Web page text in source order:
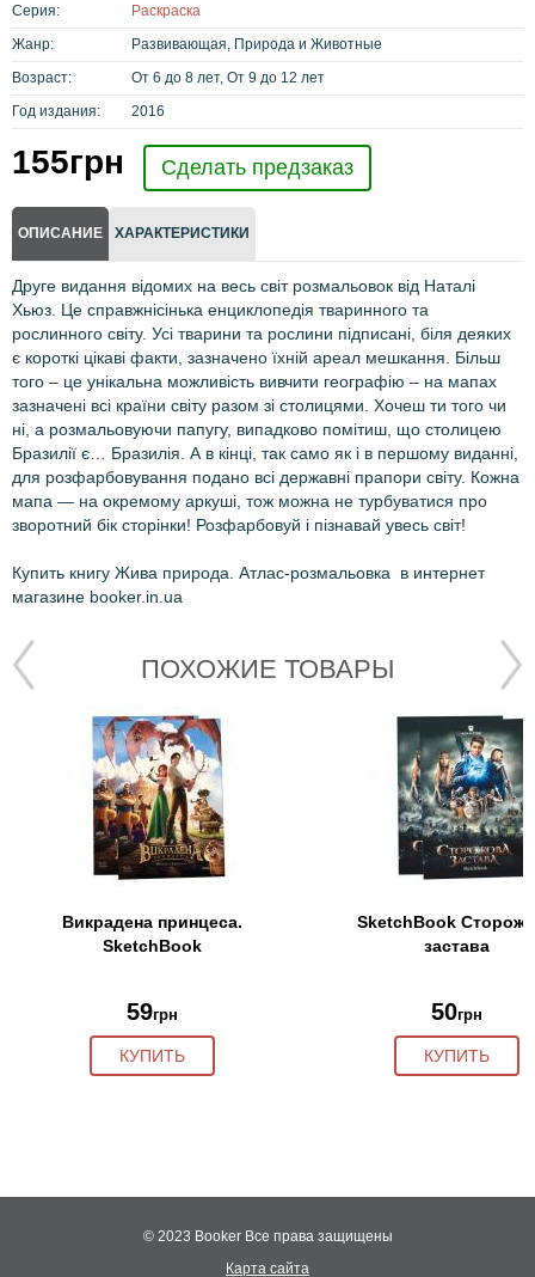
Серия:
Раскраска
Жанр:
Развивающая, Природа и Животные
Возраст:
От 6 до 8 лет, От 9 до 12 лет
Год издания:
2016
155грн Сделать предзаказ
ОПИСАНИЕ ХАРАКТЕРИСТИКИ
Друге видання відомих на весь світ розмальовок від Наталі
Хьюз. Це справжнісінька енциклопедія тваринного та
рослинного світу. Усі тварини та рослини підписані, біля деяких
є короткі цікаві факти, зазначено їхній ареал мешкання. Більш
того – це унікальна можливість вивчити географію – на мапах
зазначені всі країни світу разом зі столицями. Хочеш ти того чи
ні, а розмальовуючи папугу, випадково помітиш, що столицею
Бразилії є… Бразилія. А в кінці, так само як і в першому виданні,
для розфарбовування подано всі державні прапори світу. Кожна
мапа — на окремому аркуші, тож можна не турбуватися про
зворотний бік сторінки! Розфарбовуй і пізнавай увесь світ!
Купить книгу Жива природа. Атлас-розмальовка в интернет
магазине booker.in.ua
ПОХОЖИЕ ТОВАРЫ
Викрадена принцеса.
SketchBook
59грн
КУПИТЬ
SketchBook
застава
50грн
КУПИТЬ
© 2023 Booker Все права защищены
Карта сайта